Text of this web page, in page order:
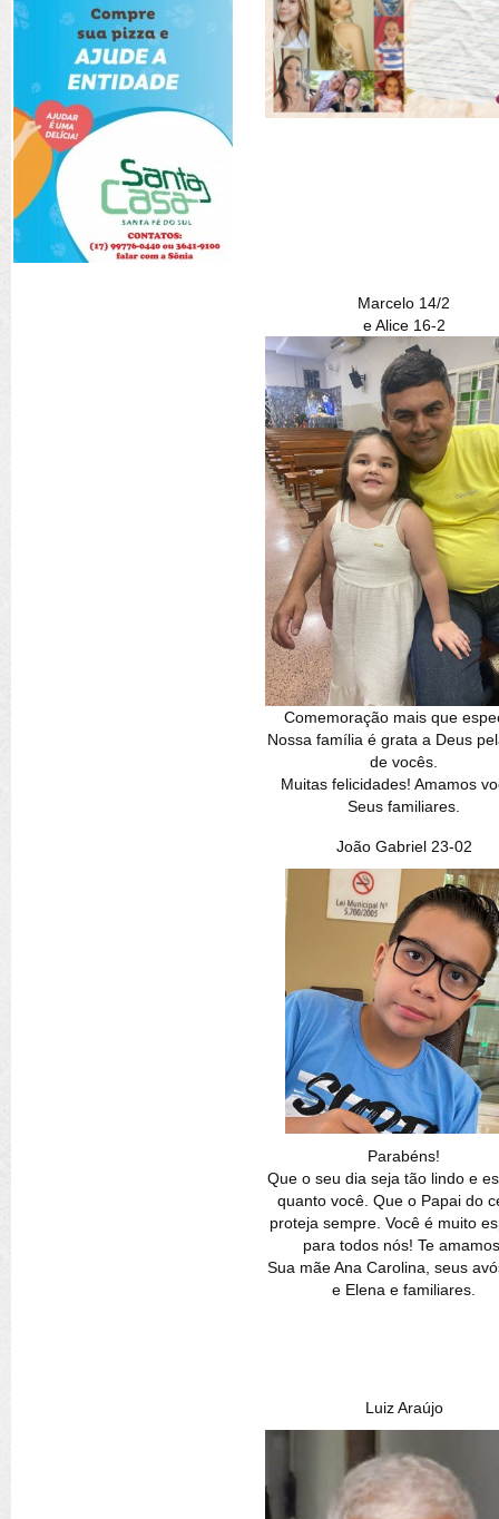
Marcelo 14/2
e Alice 16-2
Comemoração mais que
Nossa família é grata a Deus
de vocês.
Muitas felicidades! Amamos
Seus familiares.
João Gabriel 23-02
Parabéns!
Que o seu dia seja tão lindo e
quanto você. Que o Papai do
proteja sempre. Você é muito
para todos nós! Te
Sua mãe Ana Carolina, seus
e Elena e familiares.
Luiz Araújo